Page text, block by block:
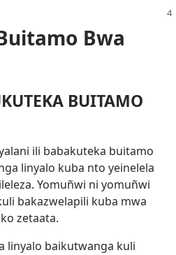
Bwa
BUITAMO
ili babakuteka buitamo
linyalo kuba nto yeinelela
Yomuñwi ni yomuñwi
bakazwelapili kuba mwa
zetaata.
linyalo baikutwanga kuli